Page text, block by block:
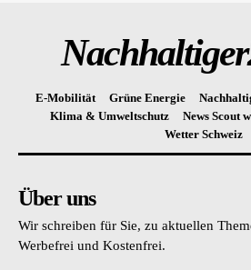
E-Mobilität Grüne Energie
Klima & Umweltschutz
News Scout
Wetter Schweiz
Über uns
Wir schreiben für Sie, zu aktuellen
Werbefrei und Kostenfrei.